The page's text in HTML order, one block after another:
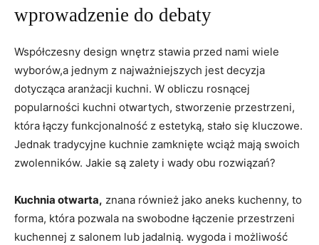
wprowadzenie do debaty
Współczesny design wnętrz stawia przed nami wiele
wyborów,a jednym z najważniejszych jest decyzja
dotycząca aranżacji kuchni. W obliczu rosnącej
popularności kuchni otwartych, stworzenie przestrzeni,
która łączy funkcjonalność z estetyką, stało się kluczowe.
Jednak tradycyjne kuchnie zamknięte wciąż mają swoich
zwolenników. Jakie są zalety i wady obu rozwiązań?
Kuchnia otwarta, znana również jako aneks kuchenny, to
forma, która pozwala na swobodne łączenie przestrzeni
kuchennej z salonem lub jadalnią. wygoda i możliwość